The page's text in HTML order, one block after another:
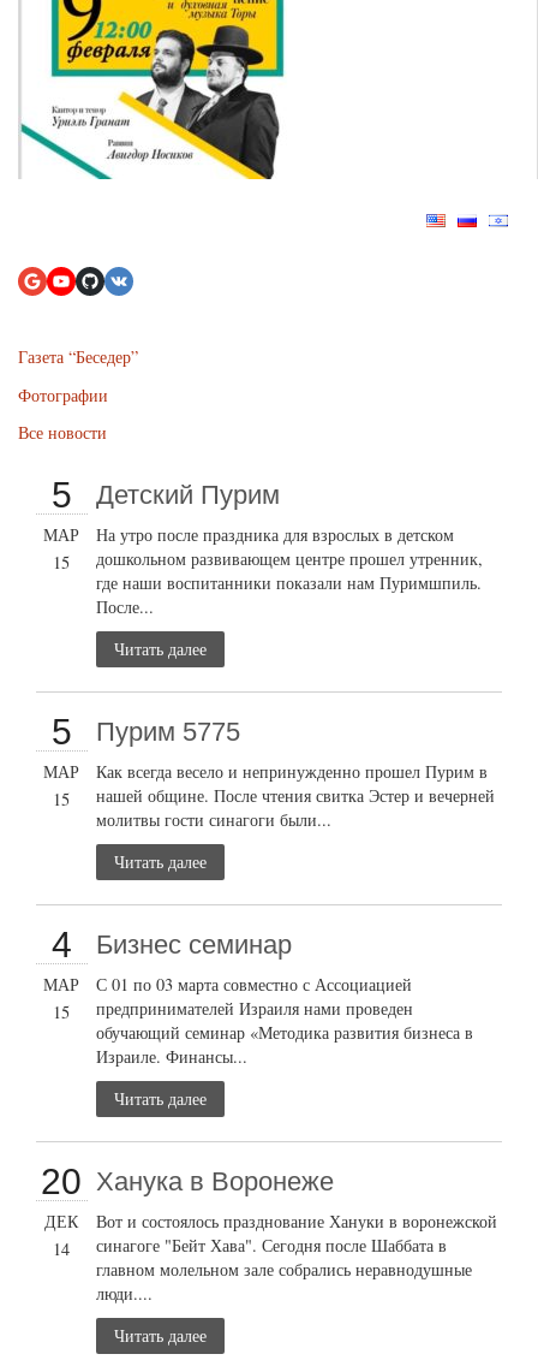
Газета “Беседер”
Фотографии
Все новости
5
МАР
15
Детский Пурим
На утро после праздника для взрослых в детском
дошкольном развивающем центре прошел утренник,
где наши воспитанники показали нам Пуримшпиль.
После...
Читать далее
5
МАР
15
Пурим 5775
Как всегда весело и непринужденно прошел Пурим в
нашей общине. После чтения свитка Эстер и вечерней
молитвы гости синагоги были...
Читать далее
4
МАР
15
Бизнес семинар
С 01 по 03 марта совместно с Ассоциацией
предпринимателей Израиля нами проведен
обучающий семинар «Методика развития бизнеса в
Израиле. Финансы...
Читать далее
20
ДЕК
14
Ханука в Воронеже
Вот и состоялось празднование Хануки в воронежской
синагоге "Бейт Хава". Сегодня после Шаббата в
главном молельном зале собрались неравнодушные
люди....
Читать далее